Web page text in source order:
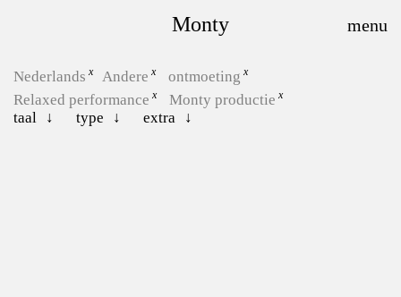
Monty
Nederlands Andere
ontmoeting
Relaxed performance
Monty productie
taal
type extra